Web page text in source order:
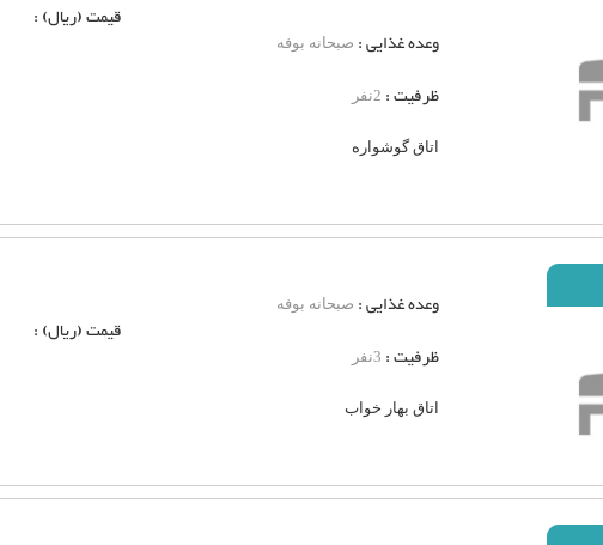
وعده غذایی : صبحانه بوفه
ظرفیت : 2نفر
اتاق گوشواره
قیمت (ریال) :
وعده غذایی : صبحانه بوفه
ظرفیت : 3نفر
اتاق بهار خواب
قیمت (ریال) :